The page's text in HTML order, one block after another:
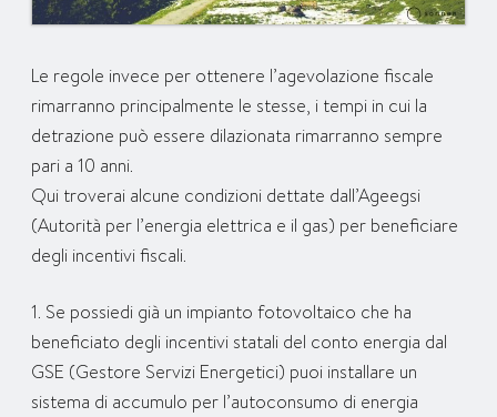
Le regole invece per ottenere l’agevolazione fiscale
rimarranno principalmente le stesse, i tempi in cui la
detrazione può essere dilazionata rimarranno sempre
pari a 10 anni.
Qui troverai alcune condizioni dettate dall’Ageegsi
(Autorità per l’energia elettrica e il gas) per beneficiare
degli incentivi fiscali.
1. Se possiedi già un impianto fotovoltaico che ha
beneficiato degli incentivi statali del conto energia dal
GSE (Gestore Servizi Energetici) puoi installare un
sistema di accumulo per l’autoconsumo di energia